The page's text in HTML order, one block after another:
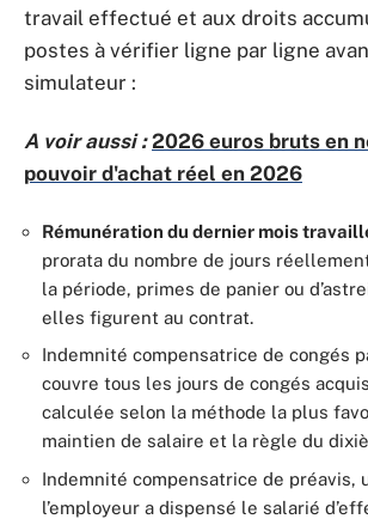
travail effectué et aux droits
postes à vérifier ligne par ligne
simulateur :
A voir aussi : 2026 euros bruts en
pouvoir d'achat réel en 2026
Rémunération du dernier mois
prorata du nombre de jours
la période, primes de panier ou
elles figurent au contrat.
Indemnité compensatrice de congés
couvre tous les jours de congés
calculée selon la méthode la plus
maintien de salaire et la règle du
Indemnité compensatrice de préavis,
l’employeur a dispensé le salarié